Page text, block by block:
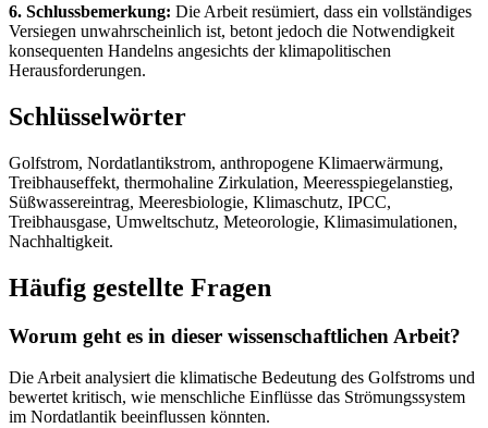
6. Schlussbemerkung: Die Arbeit resümiert, dass ein vollständiges
Versiegen unwahrscheinlich ist, betont jedoch die Notwendigkeit
konsequenten Handelns angesichts der klimapolitischen
Herausforderungen.
Schlüsselwörter
Golfstrom, Nordatlantikstrom, anthropogene Klimaerwärmung,
Treibhauseffekt, thermohaline Zirkulation, Meeresspiegelanstieg,
Süßwassereintrag, Meeresbiologie, Klimaschutz, IPCC,
Treibhausgase, Umweltschutz, Meteorologie, Klimasimulationen,
Nachhaltigkeit.
Häufig gestellte Fragen
Worum geht es in dieser wissenschaftlichen Arbeit?
Die Arbeit analysiert die klimatische Bedeutung des Golfstroms und
bewertet kritisch, wie menschliche Einflüsse das Strömungssystem
im Nordatlantik beeinflussen könnten.